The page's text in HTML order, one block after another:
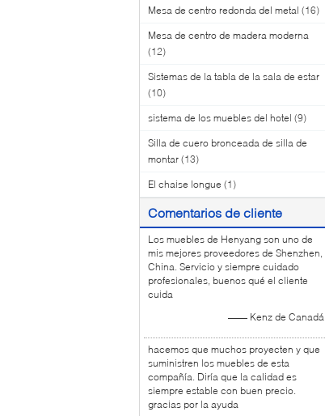
Mesa de centro redonda del metal (16)
Mesa de centro de madera moderna
(12)
Sistemas de la tabla de la sala de estar
(10)
sistema de los muebles del hotel (9)
Silla de cuero bronceada de silla de
montar (13)
El chaise longue (1)
Comentarios de cliente
Los muebles de Henyang son uno de
mis mejores proveedores de Shenzhen,
China. Servicio y siempre cuidado
profesionales, buenos qué el cliente
cuida
—— Kenz de Canadá
hacemos que muchos proyecten y que
suministren los muebles de esta
compañía. Diría que la calidad es
siempre estable con buen precio.
gracias por la ayuda